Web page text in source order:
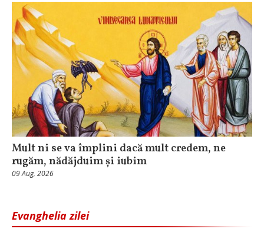
Mult ni se va împlini dacă mult credem, ne
rugăm, nădăjduim și iubim
09 Aug, 2026
Evanghelia zilei